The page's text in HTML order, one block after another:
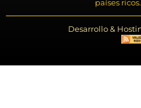
países
Desarrollo &